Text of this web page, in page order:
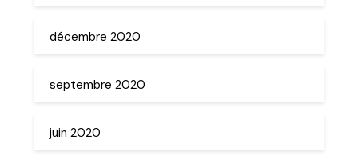
décembre 2020
septembre 2020
juin 2020